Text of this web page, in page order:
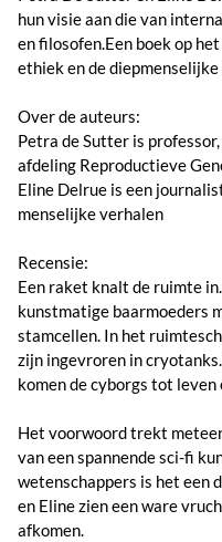
hun visie aan die van
en filosofen.Een boek op
ethiek en de
Over de auteurs:
Petra de Sutter is
afdeling Reproductieve
Eline Delrue is een
menselijke verhalen
Recensie:
Een raket knalt de ruimte
kunstmatige baarmoeders
stamcellen. In het
zijn ingevroren in
komen de cyborgs tot
Het voorwoord trekt
van een spannende sci-fi
wetenschappers is het een
en Eline zien een ware
afkomen.